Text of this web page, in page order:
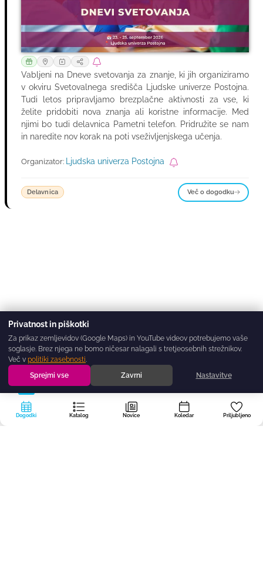
Dogodki Katalog Novice Koledar Priljubljeno
Vabljeni na Dneve svetovanja za znanje, ki jih organiziramo
v okviru Svetovalnega središča Ljudske univerze Postojna.
Tudi letos pripravljamo brezplačne aktivnosti za vse, ki
želite pridobiti nova znanja ali koristne informacije. Med
njimi bo tudi delavnica Pametni telefon. Pridružite se nam
in naredite nov korak na poti vseživljenjskega učenja.
Organizator: Ljudska univerza Postojna
Delavnica Več o dogodku
Privatnost in piškotki
Za prikaz zemljevidov (Google Maps) in YouTube videov potrebujemo vaše
soglasje. Brez njega ne bomo ničesar nalagali s tretjeosebnih strežnikov.
Več v politiki zasebnosti.
Sprejmi vse
Zavrni Nastavitve